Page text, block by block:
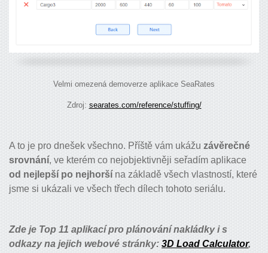
Velmi omezená demoverze aplikace SeaRates
Zdroj: searates.com/reference/stuffing/
A to je pro dnešek všechno. Příště vám ukážu závěrečné
srovnání, ve kterém co nejobjektivněji seřadím aplikace
od nejlepší po nejhorší na základě všech vlastností, které
jsme si ukázali ve všech třech dílech tohoto seriálu.
Zde je Top 11 aplikací pro plánování nakládky i s
odkazy na jejich webové stránky: 3D Load Calculator,